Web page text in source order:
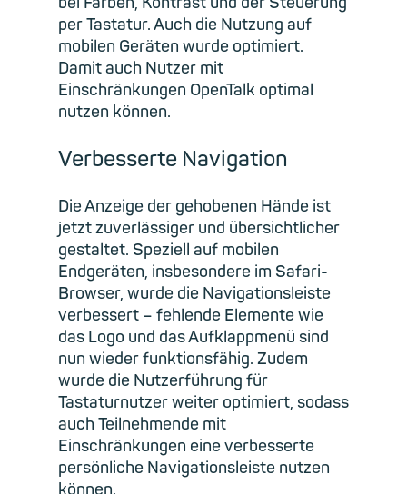
per Tastatur. Auch die Nutzung auf
mobilen Geräten wurde optimiert.
Damit auch Nutzer mit
Einschränkungen OpenTalk optimal
nutzen können.
Verbesserte Navigation
Die Anzeige der gehobenen Hände ist
jetzt zuverlässiger und übersichtlicher
gestaltet. Speziell auf mobilen
Endgeräten, insbesondere im Safari-
Browser, wurde die Navigationsleiste
verbessert – fehlende Elemente wie
das Logo und das Aufklappmenü sind
nun wieder funktionsfähig. Zudem
wurde die Nutzerführung für
Tastaturnutzer weiter optimiert, sodass
auch Teilnehmende mit
Einschränkungen eine verbesserte
persönliche Navigationsleiste nutzen